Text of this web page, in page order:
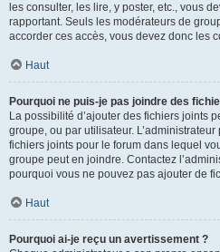
les consulter, les lire, y poster, etc., vous
rapportant. Seuls les modérateurs de
accorder ces accès, vous devez donc les
Haut
Pourquoi ne puis-je pas joindre des
La possibilité d’ajouter des fichiers joints
groupe, ou par utilisateur.
fichiers joints pour le forum dans lequel
groupe peut en joindre. Contactez
pourquoi vous ne pouvez pas ajouter de
Haut
Pourquoi ai-je reçu un avertissement ?